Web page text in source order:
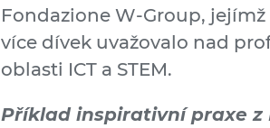
Fondazione W-Group,
více dívek uvažovalo nad
oblasti ICT a STEM.
Příklad inspirativní praxe z